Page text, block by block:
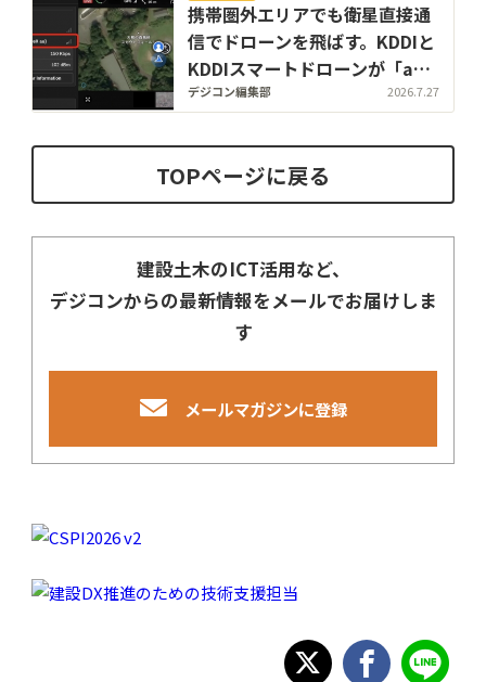
携帯圏外エリアでも衛星直接通
信でドローンを飛ばす。KDDIと
KDDIスマートドローンが「au
Starlink Direct」活用の国内初
デジコン編集部 2026.7.27
TOPページに戻る
建設土木のICT活用など、
デジコンからの最新情報をメールでお届けしま
す
メールマガジンに登録